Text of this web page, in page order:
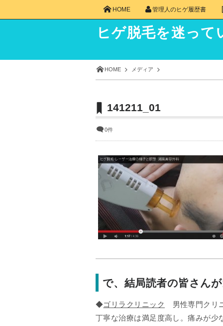
ヒゲ脱毛を迷って
HOME メディア
141211_01
0件
で、結局読者の皆さん
◆ゴリラクリニック
男性専門クリ
丁寧な治療は満足度高し。痛みが少
HOME 管理人のヒゲ履歴書